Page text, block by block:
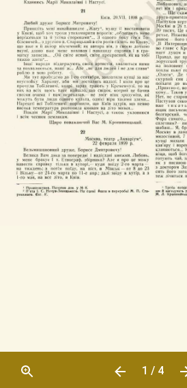
1 / 4